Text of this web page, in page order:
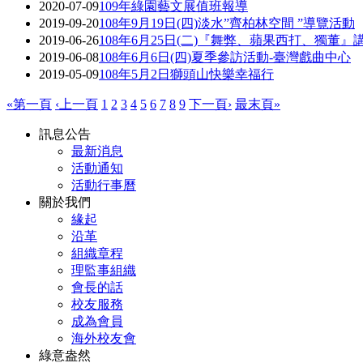
2020-07-09109年綠園藝文展值班報導
2019-09-20108年9月19日(四)淡水”齊柏林空間 ”導覽活動
2019-06-26108年6月25日(二)『舞弊、蘋果西打、獨董』
2019-06-08108年6月6日(四)夏季參訪活動-臺灣戲曲中心
2019-05-09108年5月2日獅頭山快樂幸福行
«第一頁 ‹上一頁 1 2 3 4 5 6 7 8 9 下一頁› 最末頁»
訊息公告
最新消息
活動通知
活動行事曆
關於我們
緣起
沿革
組織章程
理監事組織
會長的話
校友服務
成為會員
海外校友會
綠意盎然